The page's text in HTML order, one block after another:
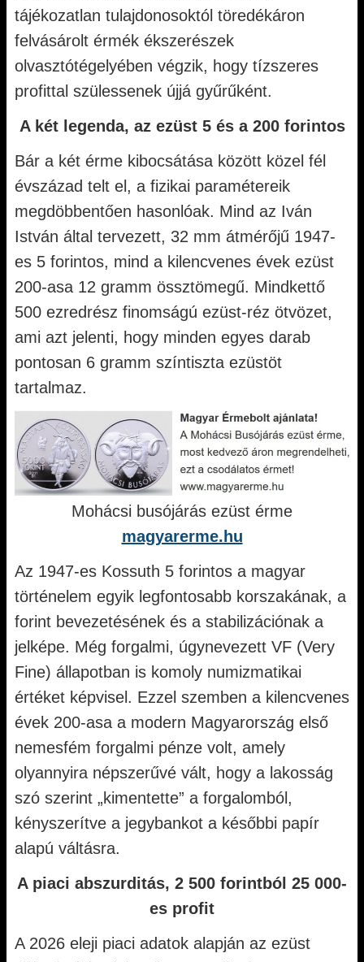
tájékozatlan tulajdonosoktól töredékáron
felvásárolt érmék ékszerészek
olvasztótégelyében végzik, hogy tízszeres
profittal szülessenek újjá gyűrűként.
A két legenda, az ezüst 5 és a 200 forintos
Bár a két érme kibocsátása között közel fél
évszázad telt el, a fizikai paramétereik
megdöbbentően hasonlóak. Mind az Iván
István által tervezett, 32 mm átmérőjű 1947-
es 5 forintos, mind a kilencvenes évek ezüst
200-asa 12 gramm össztömegű. Mindkettő
500 ezredrész finomságú ezüst-réz ötvözet,
ami azt jelenti, hogy minden egyes darab
pontosan 6 gramm színtiszta ezüstöt
tartalmaz.
Mohácsi busójárás ezüst érme
magyarerme.hu
Az 1947-es Kossuth 5 forintos a magyar
történelem egyik legfontosabb korszakának, a
forint bevezetésének és a stabilizációnak a
jelképe. Még forgalmi, úgynevezett VF (Very
Fine) állapotban is komoly numizmatikai
értéket képvisel. Ezzel szemben a kilencvenes
évek 200-asa a modern Magyarország első
nemesfém forgalmi pénze volt, amely
olyannyira népszerűvé vált, hogy a lakosság
szó szerint „kimentette” a forgalomból,
kényszerítve a jegybankot a későbbi papír
alapú váltásra.
A piaci abszurditás, 2 500 forintból 25 000-
es profit
A 2026 eleji piaci adatok alapján az ezüst